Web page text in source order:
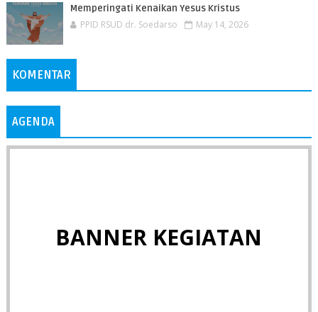
Memperingati Kenaikan Yesus Kristus
PPID RSUD dr. Soedarso May 14, 2026
KOMENTAR
AGENDA
BANNER KEGIATAN